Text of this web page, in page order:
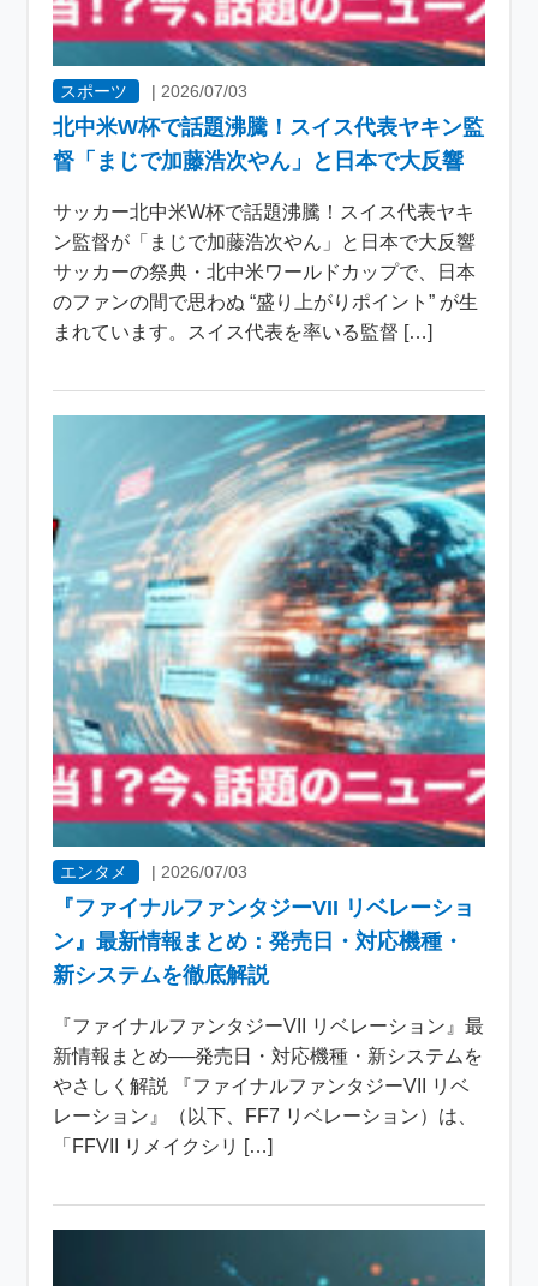
スポーツ | 2026/07/03
北中米W杯で話題沸騰！スイス代表ヤキン監
督「まじで加藤浩次やん」と日本で大反響
サッカー北中米W杯で話題沸騰！スイス代表ヤキ
ン監督が「まじで加藤浩次やん」と日本で大反響
サッカーの祭典・北中米ワールドカップで、日本
のファンの間で思わぬ “盛り上がりポイント” が生
まれています。スイス代表を率いる監督 […]
エンタメ |2026/07/03
『ファイナルファンタジーVII リベレーショ
ン』最新情報まとめ：発売日・対応機種・
新システムを徹底解説
『ファイナルファンタジーVII リベレーション』最
新情報まとめ──発売日・対応機種・新システムを
やさしく解説 『ファイナルファンタジーVII リベ
レーション』（以下、FF7 リベレーション）は、
「FFVII リメイクシリ […]